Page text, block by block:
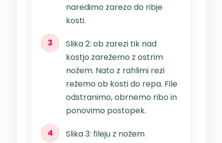
naredimo zarezo do ribje
kosti.
3
Slika 2: ob zarezi tik nad
kostjo zarežemo z ostrim
nožem. Nato z rahlimi rezi
režemo ob kosti do repa. File
odstranimo, obrnemo ribo in
ponovimo postopek.
4
Slika 3: fileju z nožem